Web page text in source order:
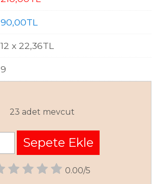
90,00TL
12 x 22,36TL
9
23 adet mevcut
Sepete Ekle
0.00/5